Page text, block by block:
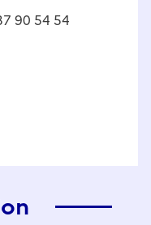
90 54 54